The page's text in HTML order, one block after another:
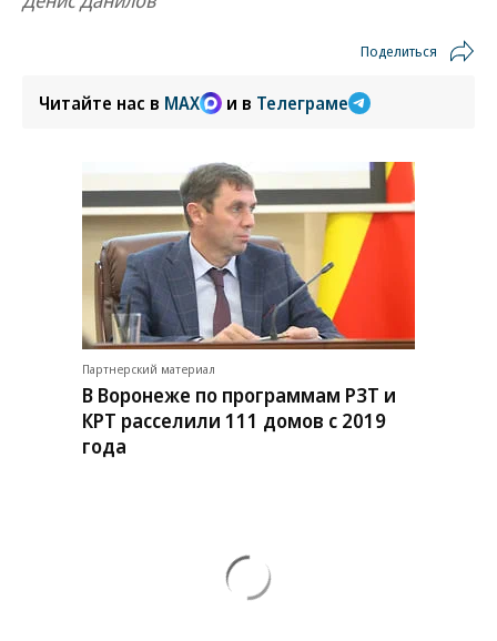
Поделиться
Читайте нас в MAX и в Телеграме
Партнерский материал
В Воронеже по программам РЗТ и
КРТ расселили 111 домов с 2019
года